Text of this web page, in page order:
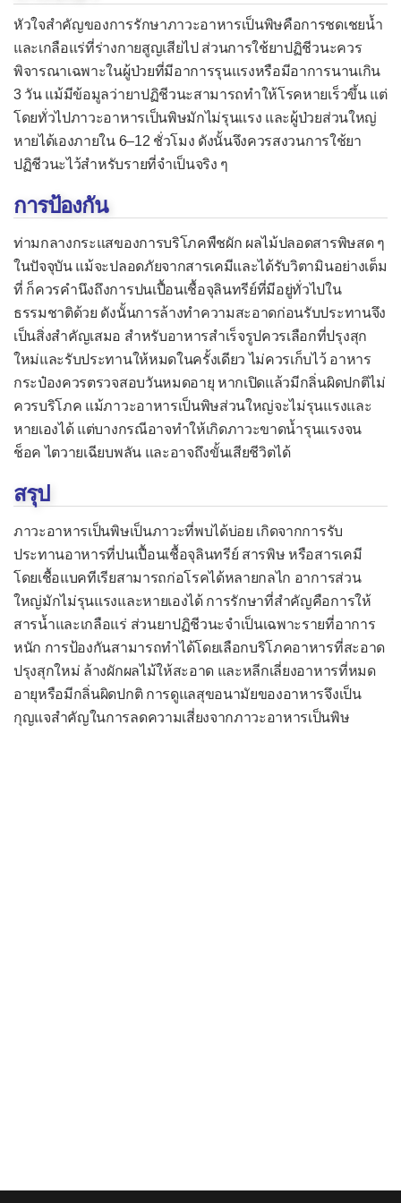
ท่อปัสสาวะอักเสบ
บาดทะยัก
ปอดอักเสบ (ปอดบวม)
แผลริมอ่อน
ฝีที่รังไข่
ฝีในปอด
ฝีในสมอง
ภาวะอาหารเป็นพิษ
จากแบคทีเรียเข้าเยื่อบุ
จากพิษในอาหาร
จากพิษที่เกิดในลำไส้
มดลูกอักเสบ
เยื่อบุตาอักเสบจากแบคทีเรีย
เยื่อบุช่องท้องอักเสบ
เยื่อบุโพรงหัวใจอักเสบ
ไส้ติ่งอักเสบ
หลอดลมอักเสบเฉียบพลัน
หูชั้นกลางอักเสบ
อหิวาตกโรค
อัณฑะอักเสบ
โรคคอตีบ
หัวใจสำคัญของการรักษาภาวะอาหารเป็นพิษคือการชดเชยน้ำ
และเกลือแร่ที่ร่างกายสูญเสียไป ส่วนการใช้ยาปฏิชีวนะควร
พิจารณาเฉพาะในผู้ป่วยที่มีอาการรุนแรงหรือมีอาการนานเกิน
3 วัน แม้มีข้อมูลว่ายาปฏิชีวนะสามารถทำให้โรคหายเร็วขึ้น แต่
โดยทั่วไปภาวะอาหารเป็นพิษมักไม่รุนแรง และผู้ป่วยส่วนใหญ่
หายได้เองภายใน 6–12 ชั่วโมง ดังนั้นจึงควรสงวนการใช้ยา
ปฏิชีวนะไว้สำหรับรายที่จำเป็นจริง ๆ
การป้องกัน
ท่ามกลางกระแสของการบริโภคพืชผัก ผลไม้ปลอดสารพิษสด ๆ
ในปัจจุบัน แม้จะปลอดภัยจากสารเคมีและได้รับวิตามินอย่างเต็ม
ที่ ก็ควรคำนึงถึงการปนเปื้อนเชื้อจุลินทรีย์ที่มีอยู่ทั่วไปใน
ธรรมชาติด้วย ดังนั้นการล้างทำความสะอาดก่อนรับประทานจึง
เป็นสิ่งสำคัญเสมอ สำหรับอาหารสำเร็จรูปควรเลือกที่ปรุงสุก
ใหม่และรับประทานให้หมดในครั้งเดียว ไม่ควรเก็บไว้ อาหาร
กระป๋องควรตรวจสอบวันหมดอายุ หากเปิดแล้วมีกลิ่นผิดปกติไม่
ควรบริโภค แม้ภาวะอาหารเป็นพิษส่วนใหญ่จะไม่รุนแรงและ
หายเองได้ แต่บางกรณีอาจทำให้เกิดภาวะขาดน้ำรุนแรงจน
ช็อค ไตวายเฉียบพลัน และอาจถึงขั้นเสียชีวิตได้
สรุป
ภาวะอาหารเป็นพิษเป็นภาวะที่พบได้บ่อย เกิดจากการรับ
ประทานอาหารที่ปนเปื้อนเชื้อจุลินทรีย์ สารพิษ หรือสารเคมี
โดยเชื้อแบคทีเรียสามารถก่อโรคได้หลายกลไก อาการส่วน
ใหญ่มักไม่รุนแรงและหายเองได้ การรักษาที่สำคัญคือการให้
สารน้ำและเกลือแร่ ส่วนยาปฏิชีวนะจำเป็นเฉพาะรายที่อาการ
หนัก การป้องกันสามารถทำได้โดยเลือกบริโภคอาหารที่สะอาด
ปรุงสุกใหม่ ล้างผักผลไม้ให้สะอาด และหลีกเลี่ยงอาหารที่หมด
อายุหรือมีกลิ่นผิดปกติ การดูแลสุขอนามัยของอาหารจึงเป็น
กุญแจสำคัญในการลดความเสี่ยงจากภาวะอาหารเป็นพิษ